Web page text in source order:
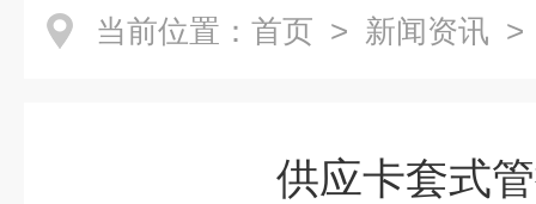
当前位置： 首页 > 新闻资讯 >
供应卡套式